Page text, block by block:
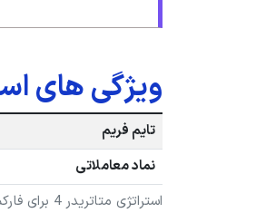
ویژگی های
استراتژی متاتریدر 4 برای فارکس
تایم فریم
نماد معاملاتی